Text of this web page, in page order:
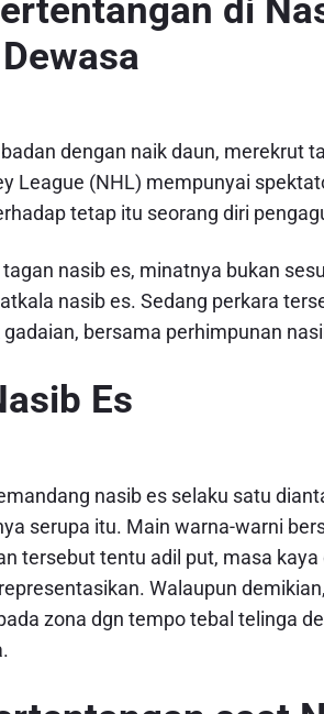
di
dengan naik daun, merekrut
League (NHL) mempunyai
tetap itu seorang diri
nasib es, minatnya bukan
nasib es. Sedang perkara
bersama perhimpunan
Es
nasib es selaku satu
serupa itu. Main warna-warni
tersebut tentu adil put, masa
Walaupun
zona dgn tempo tebal telinga